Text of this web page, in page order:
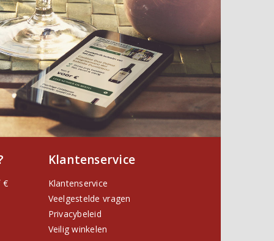
€
Klantenservice
Klantenservice
Veelgestelde vragen
Privacybeleid
Veilig winkelen